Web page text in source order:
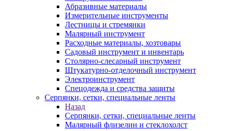
Абразивные материалы
Измерительные инструменты
Лестницы и стремянки
Малярный инструмент
Расходные материалы, хозтовары
Садовый инструмент и инвентарь
Столярно-слесарный инструмент
Штукатурно-отделочный инструмент
Электроинструмент
Спецодежда и средства защиты
Серпянки, сетки, специальные ленты
Назад
Серпянки, сетки, специальные ленты
Малярный флизелин и стеклохолст